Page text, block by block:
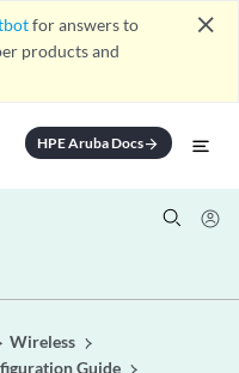
for answers to
products and
close
HPE Aruba Docsarrow_forward
Wireless
Guide